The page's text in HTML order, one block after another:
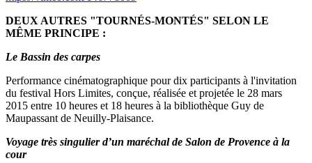
DEUX AUTRES "TOURNÉS-MONTÉS" SELON LE
MÊME PRINCIPE :
Le Bassin des carpes
Performance cinématographique pour dix participants à l'invitation
du festival Hors Limites, conçue, réalisée et projetée le 28 mars
2015 entre 10 heures et 18 heures à la bibliothèque Guy de
Maupassant de Neuilly-Plaisance.
Voyage très singulier d’un maréchal de Salon de Provence à la
cour